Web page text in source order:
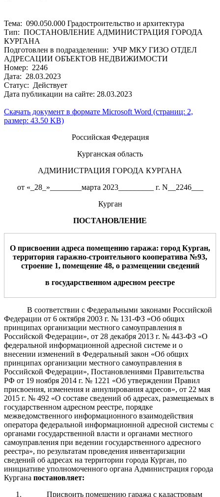
Тема: 090.050.000 Градостроительство и архитектура
Тип: ПОСТАНОВЛЕНИЕ АДМИНИСТРАЦИЯ ГОРОДА
КУРГАНА
Подготовлен в подразделении: УЧР МКУ ГИЗО ОТДЕЛ
АДРЕСАЦИИ ОБЪЕКТОВ НЕДВИЖИМОСТИ
Номер: 2246
Дата: 28.03.2023
Статус: Действует
Дата публикации на сайте: 28.03.2023
Скачать документ в формате Microsoft Word (страниц: 2,
размер: 43.50 KB)
Российская Федерация
Курганская область
АДМИНИСТРАЦИЯ ГОРОДА КУРГАНА
от «_28_»________марта 2023_________ г. N__2246___
Курган
ПОСТАНОВЛЕНИЕ
О присвоении адреса помещению гаража: город Курган,
территория гаражно-строительного кооператива №93,
строение 1, помещение 48, о размещении сведений
в государственном адресном реестре
В соответствии с Федеральными законами Российской
Федерации от 6 октября 2003 г. № 131-ФЗ «Об общих
принципах организации местного самоуправления в
Российской Федерации», от 28 декабря 2013 г. № 443-ФЗ «О
федеральной информационной адресной системе и о
внесении изменений в Федеральный закон «Об общих
принципах организации местного самоуправления в
Российской Федерации», Постановлениями Правительства
РФ от 19 ноября 2014 г. № 1221 «Об утверждении Правил
присвоения, изменения и аннулирования адресов», от 22 мая
2015 г. № 492 «О составе сведений об адресах, размещаемых в
государственном адресном реестре, порядке
межведомственного информационного взаимодействия
оператора федеральной информационной адресной системы с
органами государственной власти и органами местного
самоуправления при ведении государственного адресного
реестра», по результатам проведения инвентаризации
сведений об адресах на территории города Курган, по
инициативе уполномоченного органа Администрация города
Кургана постановляет:
Присвоить помещению гаража с кадастровым